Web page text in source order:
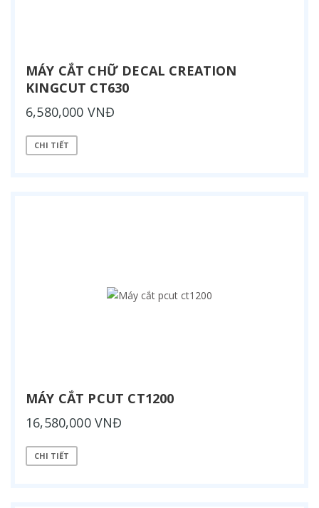
MÁY CẮT CHỮ DECAL CREATION
KINGCUT CT630
6,580,000 VNĐ
CHI TIẾT
MÁY CẮT PCUT CT1200
16,580,000 VNĐ
CHI TIẾT